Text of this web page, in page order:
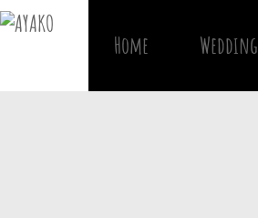
Home Wedding